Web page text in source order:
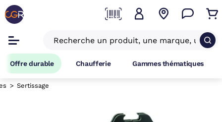
Offre durable Chaufferie Gammes thématiques
Sertissage